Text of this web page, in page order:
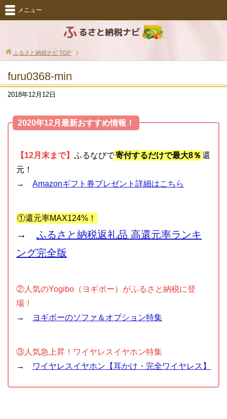
メニュー
ふるさと納税ナビ TOP
furu0368-min
2018年12月12日
2020年12月最新おすすめ情報！
【12月末まで】 ふるなびで寄付するだけで最大8％ 還
元！
→ Amazonギフト券プレゼント詳細はこちら
①還元率MAX124%！
→ ふるさと納税返礼品 高還元率ランキ
ング完全版
②人気のYogibo（ヨギボー）がふるさと納税に登
場！
→
ヨギボーのソファ＆オプション特集
③人気急上昇！ワイヤレスイヤホン特集
→
ワイヤレスイヤホン【耳かけ・完全ワイヤレス】